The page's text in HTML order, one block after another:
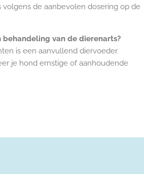
de aanbevolen dosering op de
van de dierenarts?
is een aanvullend diervoeder.
je hond ernstige of aanhoudende